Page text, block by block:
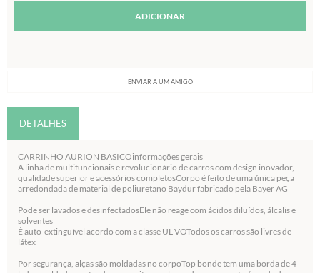
ADICIONAR
ENVIAR A UM AMIGO
DETALHES
CARRINHO AURION BASICOinformações gerais
A linha de multifuncionais e revolucionário de carros com design inovador,
qualidade superior e acessórios completosCorpo é feito de uma única peça
arredondada de material de poliuretano Baydur fabricado pela Bayer AG
Pode ser lavados e desinfectadosEle não reage com ácidos diluídos, álcalis e
solventes
É auto-extinguível acordo com a classe UL VOTodos os carros são livres de
látex
Por segurança, alças são moldadas no corpoTop bonde tem uma borda de 4